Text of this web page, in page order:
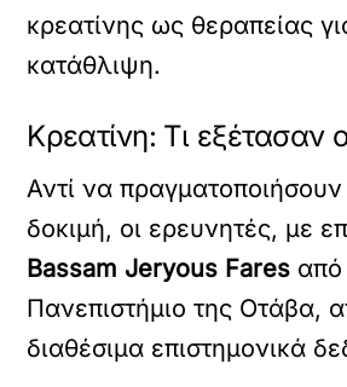
κρεατίνης ως θεραπείας
κατάθλιψη.
Κρεατίνη: Τι εξέτασαν
Αντί να πραγματοποιήσουν
δοκιμή, οι ερευνητές, με
Bassam Jeryous Fares από
Πανεπιστήμιο της Οτάβα,
διαθέσιμα επιστημονικά